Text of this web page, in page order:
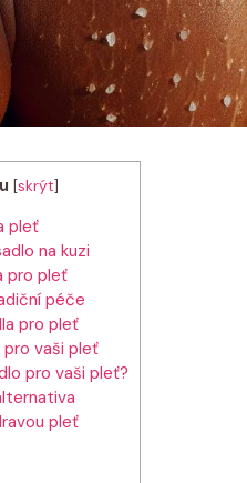
[skrýt]
pleť
na kuzi
pro pleť
péče
pro pleť
pro vaši pleť
pro vaši pleť?
pleť